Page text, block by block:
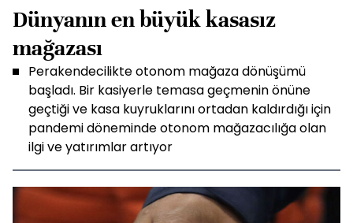
Dünyanın en büyük kasasız
mağazası
Perakendecilikte otonom mağaza dönüşümü
başladı. Bir kasiyerle temasa geçmenin önüne
geçtiği ve kasa kuyruklarını ortadan kaldırdığı için
pandemi döneminde otonom mağazacılığa olan
ilgi ve yatırımlar artıyor